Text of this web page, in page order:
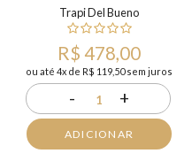
Trapi Del Bueno
R$ 478,00
ou até 4x de R$ 119,50 sem juros
- 1 +
ADICIONAR